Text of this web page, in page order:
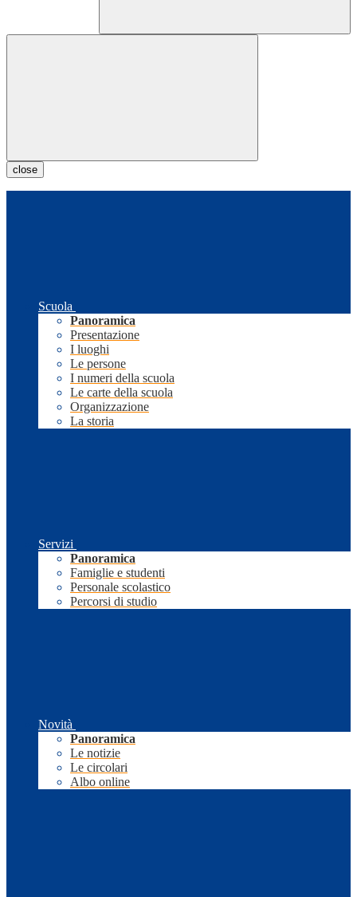
close
Scuola
Panoramica
Presentazione
I luoghi
Le persone
I numeri della scuola
Le carte della scuola
Organizzazione
La storia
Servizi
Panoramica
Famiglie e studenti
Personale scolastico
Percorsi di studio
Novità
Panoramica
Le notizie
Le circolari
Albo online